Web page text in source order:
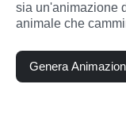
sia un'animazione
animale che
Genera